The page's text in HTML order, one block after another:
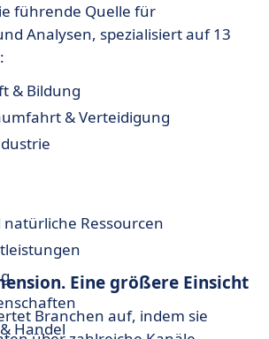
führende Quelle für
Analysen, spezialisiert auf 13
& Bildung
& Verteidigung
natürliche Ressourcen
Handel
Eine größere Einsicht
Branchen auf, indem sie